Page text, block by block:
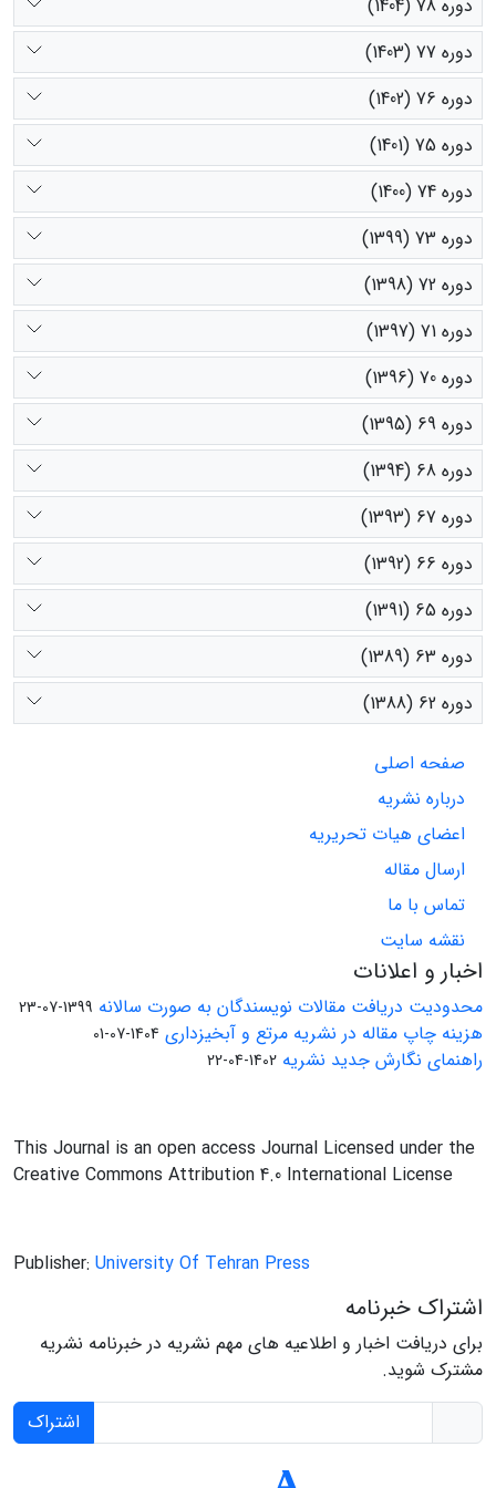
دوره 78 (1404)
دوره 77 (1403)
دوره 76 (1402)
دوره 75 (1401)
دوره 74 (1400)
دوره 73 (1399)
دوره 72 (1398)
دوره 71 (1397)
دوره 70 (1396)
دوره 69 (1395)
دوره 68 (1394)
دوره 67 (1393)
دوره 66 (1392)
دوره 65 (1391)
دوره 63 (1389)
دوره 62 (1388)
صفحه اصلی
درباره نشریه
اعضای هیات تحریریه
ارسال مقاله
تماس با ما
نقشه سایت
اخبار و اعلانات
محدودیت دریافت مقالات نویسندگان به صورت سالانه 1399-07-23
هزینه چاپ مقاله در نشریه مرتع و آبخیزداری 1404-07-01
راهنمای نگارش جدید نشریه 1402-04-22
This Journal is an open access Journal Licensed under the
Creative Commons Attribution 4.0 International License
Publisher: University Of Tehran Press
اشتراک خبرنامه
برای دریافت اخبار و اطلاعیه های مهم نشریه در خبرنامه نشریه
مشترک شوید.
اشتراک